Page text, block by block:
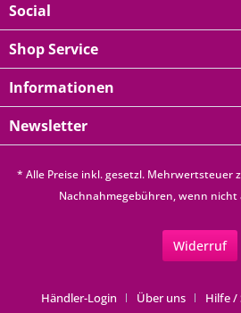
Social
Shop Service
Informationen
Newsletter
* Alle Preise inkl. gesetzl. Mehrwertsteuer
Nachnahmegebühren, wenn nicht
Widerruf
Händler-Login Über uns Hilfe /